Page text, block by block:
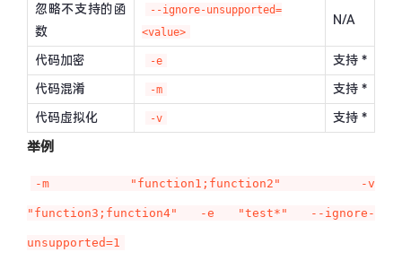
忽略不支持的函
数
--ignore-unsupported=
<value>
N/A
代码加密 -e
支持 *
代码混淆
-m
支持 *
代码虚拟化
-v 支持 *
举例
-m "function1;function2" -v
"function3;function4" -e "test*" --ignore-
unsupported=1